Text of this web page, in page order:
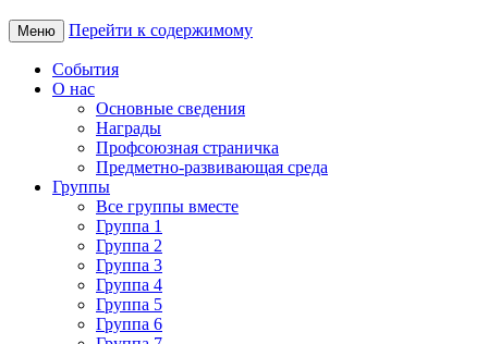
Меню Перейти к содержимому
События
О нас
Основные сведения
Награды
Профсоюзная страничка
Предметно-развивающая среда
Группы
Все группы вместе
Группа 1
Группа 2
Группа 3
Группа 4
Группа 5
Группа 6